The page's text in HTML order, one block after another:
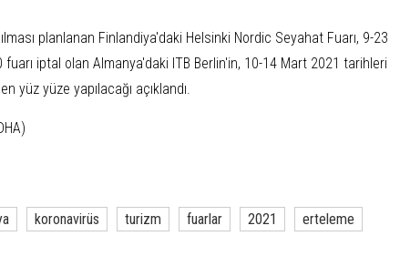
planlanan Finlandiya'daki Helsinki Nordic Seyahat Fuarı, 9-23
iptal olan Almanya'daki ITB Berlin'in, 10-14 Mart 2021 tarihleri
yüz yüze yapılacağı açıklandı.
koronavirüs turizm fuarlar 2021 erteleme